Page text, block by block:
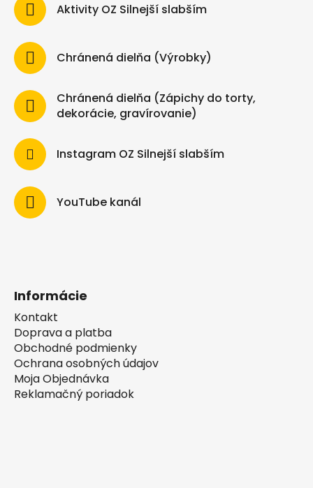
Aktivity OZ Silnejší slabším
Chránená dielňa (Výrobky)
Chránená dielňa (Zápichy do torty,
dekorácie, gravírovanie)
Instagram OZ Silnejší slabším
YouTube kanál
Informácie
Kontakt
Doprava a platba
Obchodné podmienky
Ochrana osobných údajov
Moja Objednávka
Reklamačný poriadok